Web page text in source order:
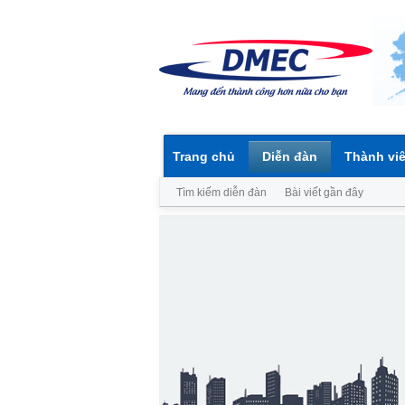
Trang chủ Diễn đàn
Tìm kiếm diễn đàn Bài viết gần đây
Thành